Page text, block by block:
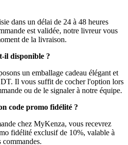
dans un délai de 24 à 48 heures
est validée, notre livreur vous
de la livraison.
il disponible ?
un emballage cadeau élégant et
Il vous suffit de cocher l'option lors
ou de le signaler à notre équipe.
code promo fidélité ?
chez MyKenza, vous recevrez
fidélité exclusif de 10%, valable à
commandes.